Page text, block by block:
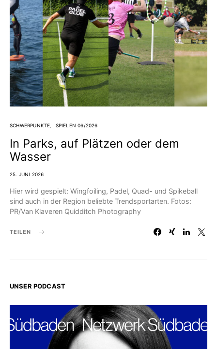
SCHWERPUNKTE SPIELEN 06/2026
In Parks, auf Plätzen oder dem
Wasser
25. JUNI 2026
Hier wird gespielt: Wingfoiling, Padel, Quad- und Spikeball
sind auch in der Region beliebte Trendsportarten. Fotos:
PR/Van Klaveren Quidditch Photography
TEILEN
UNSER PODCAST